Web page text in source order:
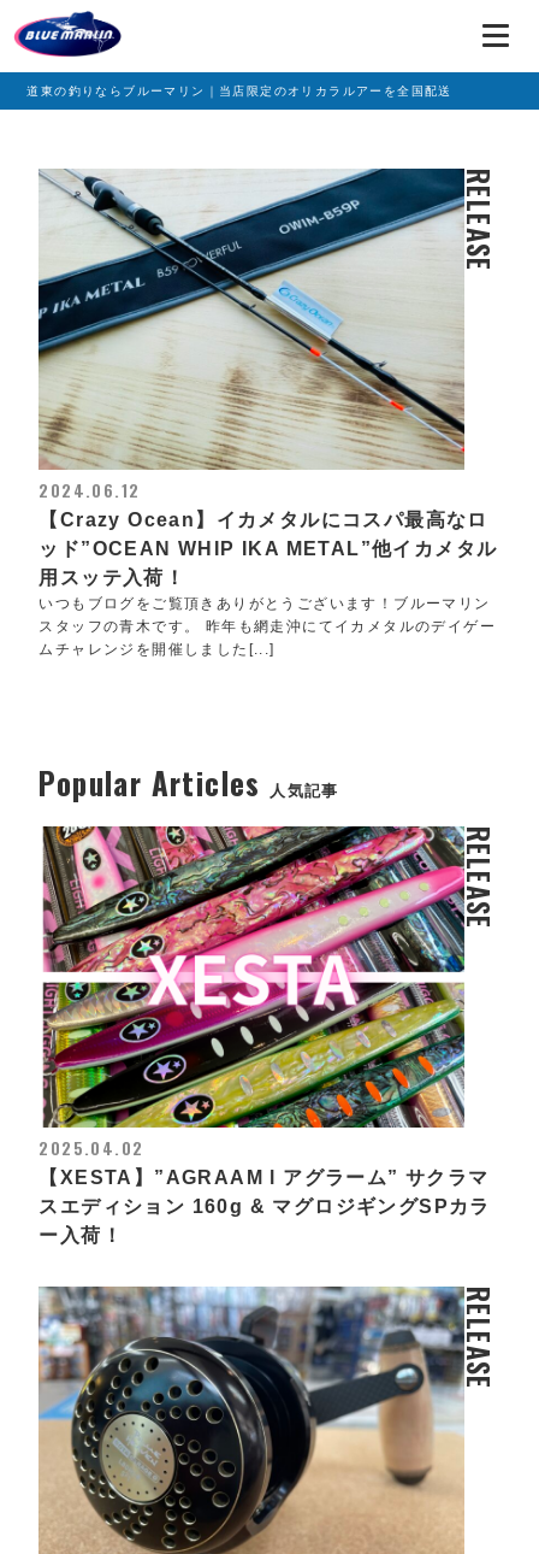
道東の釣りならブルーマリン｜当店限定のオリカラルアーを全国配送
RELEASE
2024.06.12
【Crazy Ocean】イカメタルにコスパ最高なロ
ッド”OCEAN WHIP IKA METAL”他イカメタル
用スッテ入荷！
いつもブログをご覧頂きありがとうございます！ブルーマリン
スタッフの青木です。 昨年も網走沖にてイカメタルのデイゲー
ムチャレンジを開催しました[...]
Popular Articles 人気記事
RELEASE
2025.04.02
【XESTA】”AGRAAM l アグラーム” サクラマ
スエディション 160g & マグロジギングSPカラ
ー入荷！
RELEASE